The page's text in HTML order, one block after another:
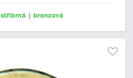
stříbrná | bronzová